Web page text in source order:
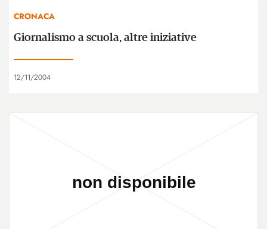
CRONACA
Giornalismo a scuola, altre iniziative
12/11/2004